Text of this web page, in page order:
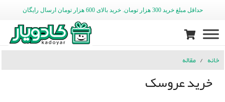
حداقل مبلغ خرید 300 هزار تومان. خرید بالای 600 هزار تومان ارسال رایگان
خانه / مقاله
خرید عروسک